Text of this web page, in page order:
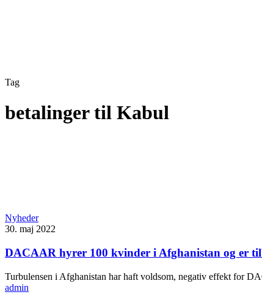
Tag
betalinger til Kabul
Nyheder
30. maj 2022
DACAAR hyrer 100 kvinder i Afghanistan og er
Turbulensen i Afghanistan har haft voldsom, negativ effekt for
admin